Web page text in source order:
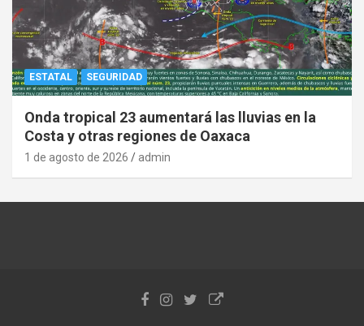
ESTATAL SEGURIDAD
Onda tropical 23 aumentará las lluvias en la
Costa y otras regiones de Oaxaca
1 de agosto de 2026 admin